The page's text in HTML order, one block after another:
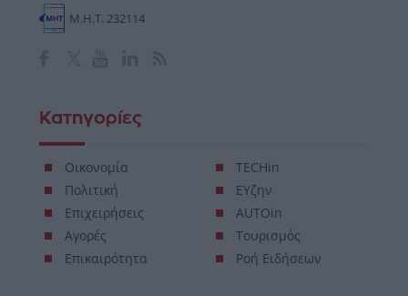
Μ.Η.Τ. 232114
Κατηγορίες
Οικονομία
Πολιτική
Επιχειρήσεις
Αγορές
Επικαιρότητα
TECHin
ΕΥζην
AUTOin
Τουρισμός
Ροή Ειδήσεων